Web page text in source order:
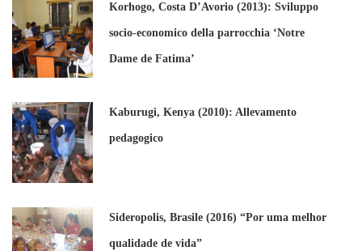
Korhogo, Costa D’Avorio (2013): Sviluppo
socio-economico della parrocchia ‘Notre
Dame de Fatima’
Kaburugi, Kenya (2010): Allevamento
pedagogico
Sideropolis, Brasile (2016) “Por uma melhor
qualidade de vida”